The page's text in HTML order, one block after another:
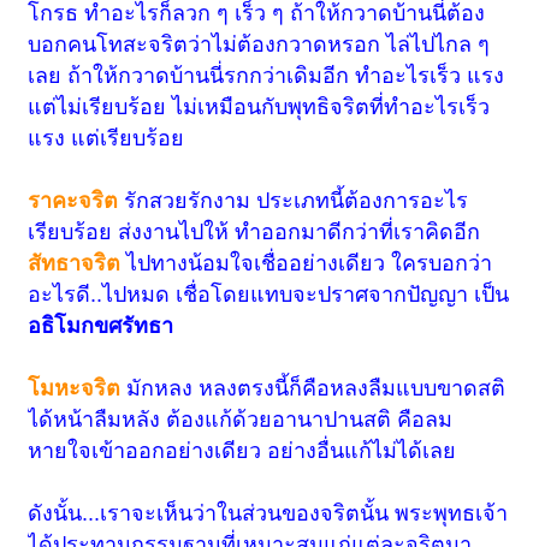
โกรธ ทำอะไรก็ลวก ๆ เร็ว ๆ ถ้าให้กวาดบ้านนี่ต้อง
บอกคนโทสะจริตว่าไม่ต้องกวาดหรอก ไล่ไปไกล ๆ
เลย ถ้าให้กวาดบ้านนี่รกกว่าเดิมอีก ทำอะไรเร็ว แรง
แต่ไม่เรียบร้อย ไม่เหมือนกับพุทธิจริตที่ทำอะไรเร็ว
แรง แต่เรียบร้อย
ราคะจริต รักสวยรักงาม ประเภทนี้ต้องการอะไร
เรียบร้อย ส่งงานไปให้ ทำออกมาดีกว่าที่เราคิดอีก
สัทธาจริตไปทางน้อมใจเชื่ออย่างเดียว ใครบอกว่า
อะไรดี..ไปหมด เชื่อโดยแทบจะปราศจากปัญญา เป็น
อธิโมกขศรัทธา
โมหะจริต มักหลง หลงตรงนี้ก็คือหลงลืมแบบขาดสติ
ได้หน้าลืมหลัง ต้องแก้ด้วยอานาปานสติ คือลม
หายใจเข้าออกอย่างเดียว อย่างอื่นแก้ไม่ได้เลย
ดังนั้น...เราจะเห็นว่าในส่วนของจริตนั้น พระพุทธเจ้า